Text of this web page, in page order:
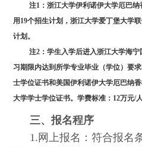
注1 ：浙江大学伊利诺伊大学厄巴
用 19个招生计划，浙江大学爱丁堡大学
计划。
注2 ：学生入学后进入浙江大学海
习期限内达到所学专业毕业（学位）要
士学位证书和美国伊利诺伊大学厄巴纳
大学学士学位证书。学费标准： 12万元/
三、报名程序
1. 网上报名：符合报名